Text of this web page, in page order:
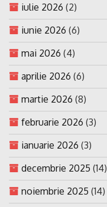
iulie 2026 (2)
iunie 2026 (6)
mai 2026 (4)
aprilie 2026 (6)
martie 2026 (8)
februarie 2026 (3)
ianuarie 2026 (3)
decembrie 2025 (14)
noiembrie 2025 (14)